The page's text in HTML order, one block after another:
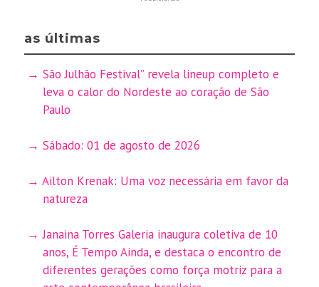
as últimas
São Julhão Festival” revela lineup completo e
leva o calor do Nordeste ao coração de São
Paulo
Sábado: 01 de agosto de 2026
Ailton Krenak: Uma voz necessária em favor da
natureza
Janaina Torres Galeria inaugura coletiva de 10
anos, É Tempo Ainda, e destaca o encontro de
diferentes gerações como força motriz para a